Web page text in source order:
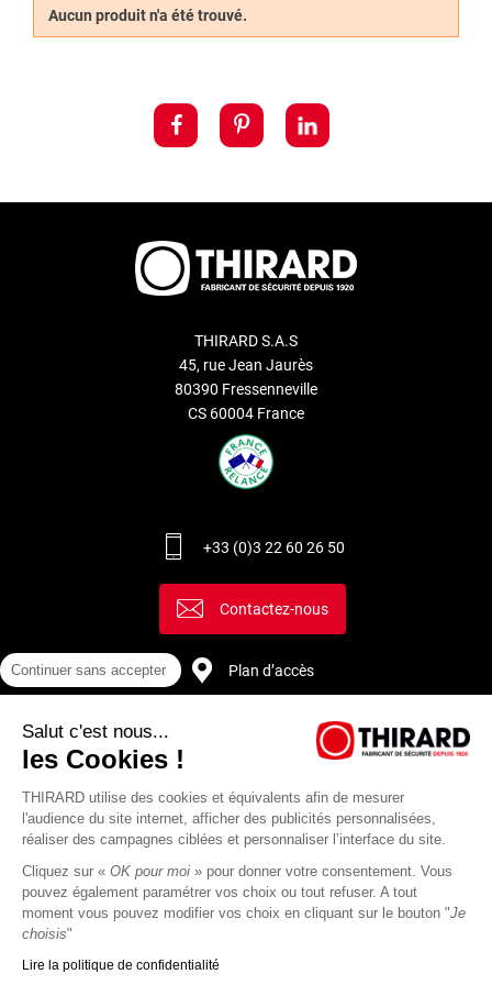
viennent appuyer sur les goupilles
verrouillage et le déverrouillage de la serrure.
Aucun produit n'a été trouvé.
THIRARD S.A.S
45, rue Jean Jaurès
80390 Fressenneville
CS 60004 France
+33 (0)3 22 60 26 50
Contactez-nous
Plan d’accès
Continuer sans accepter
Salut c'est nous...
les Cookies !
THIRARD utilise des cookies et équivalents afin de mesurer
l'audience du site internet, afficher des publicités personnalisées,
réaliser des campagnes ciblées et personnaliser l’interface du site.
Cliquez sur « OK pour moi » pour donner votre consentement. Vous
pouvez également paramétrer vos choix ou tout refuser. A tout
moment vous pouvez modifier vos choix en cliquant sur le bouton "Je
choisis"
Lire la politique de confidentialité